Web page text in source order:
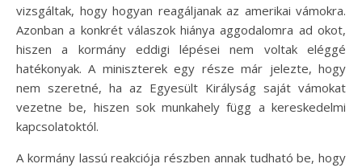
vizsgáltak, hogy hogyan reagáljanak az amerikai vámokra.
Azonban a konkrét válaszok hiánya aggodalomra ad okot,
hiszen a kormány eddigi lépései nem voltak eléggé
hatékonyak. A miniszterek egy része már jelezte, hogy
nem szeretné, ha az Egyesült Királyság saját vámokat
vezetne be, hiszen sok munkahely függ a kereskedelmi
kapcsolatoktól.
A kormány lassú reakciója részben annak tudható be, hogy